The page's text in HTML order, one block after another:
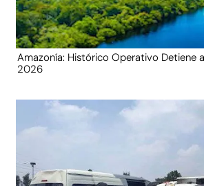
Amazonía: Histórico Operativo Detiene
2026